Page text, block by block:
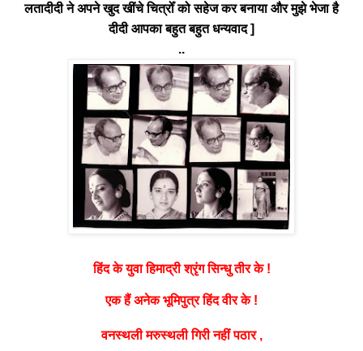
लतादीदी ने अपने खुद खींचे चित्रोँ को सहेज कर बनाया और मुझे भेजा है
दीदी आपका बहुत बहुत धन्यवाद ]
..
हिंद के युवा हिमाद्रीश्रृंगसिन्धु तीर के !
एक हैं अनेक भूमिपुत्र हिंद वीर के !
वनस्थली मरुस्थली गिरी नहीं पठार ,